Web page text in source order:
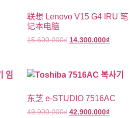
联想 Lenovo V15 G4 IRU 笔
记本电脑
15.600.000₫ 14.300.000₫
东芝 e-STUDIO 7516AC
49.900.000₫ 42.900.000₫